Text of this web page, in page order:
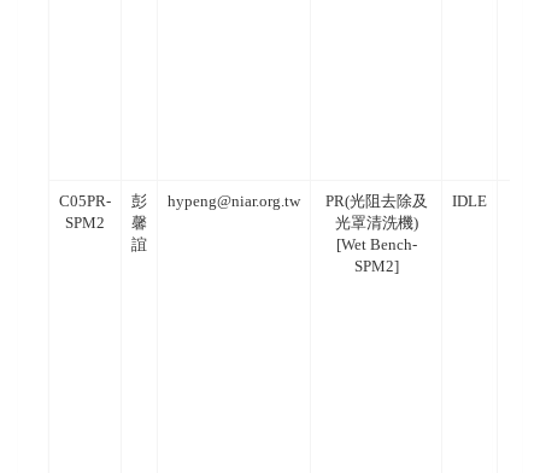
C05PR-
SPM2
彭
馨
誼
hypeng@niar.org.tw
PR(光阻去除及
光罩清洗機)
[Wet Bench-
SPM2]
IDLE